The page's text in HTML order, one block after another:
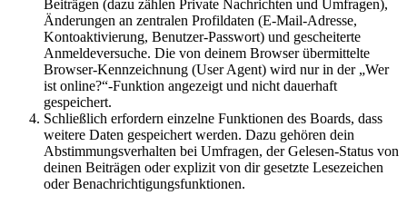
Beiträgen (dazu zählen Private Nachrichten und Umfragen),
Änderungen an zentralen Profildaten (E-Mail-Adresse,
Kontoaktivierung, Benutzer-Passwort) und gescheiterte
Anmeldeversuche. Die von deinem Browser übermittelte
Browser-Kennzeichnung (User Agent) wird nur in der „Wer
ist online?“-Funktion angezeigt und nicht dauerhaft
gespeichert.
Schließlich erfordern einzelne Funktionen des Boards, dass
weitere Daten gespeichert werden. Dazu gehören dein
Abstimmungsverhalten bei Umfragen, der Gelesen-Status von
deinen Beiträgen oder explizit von dir gesetzte Lesezeichen
oder Benachrichtigungsfunktionen.